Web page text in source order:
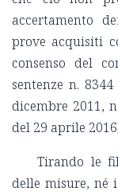
accertamento
prove acquisiti
consenso del
sentenze n.
dicembre 2011,
del 29 aprile
Tirando le
delle misure, né